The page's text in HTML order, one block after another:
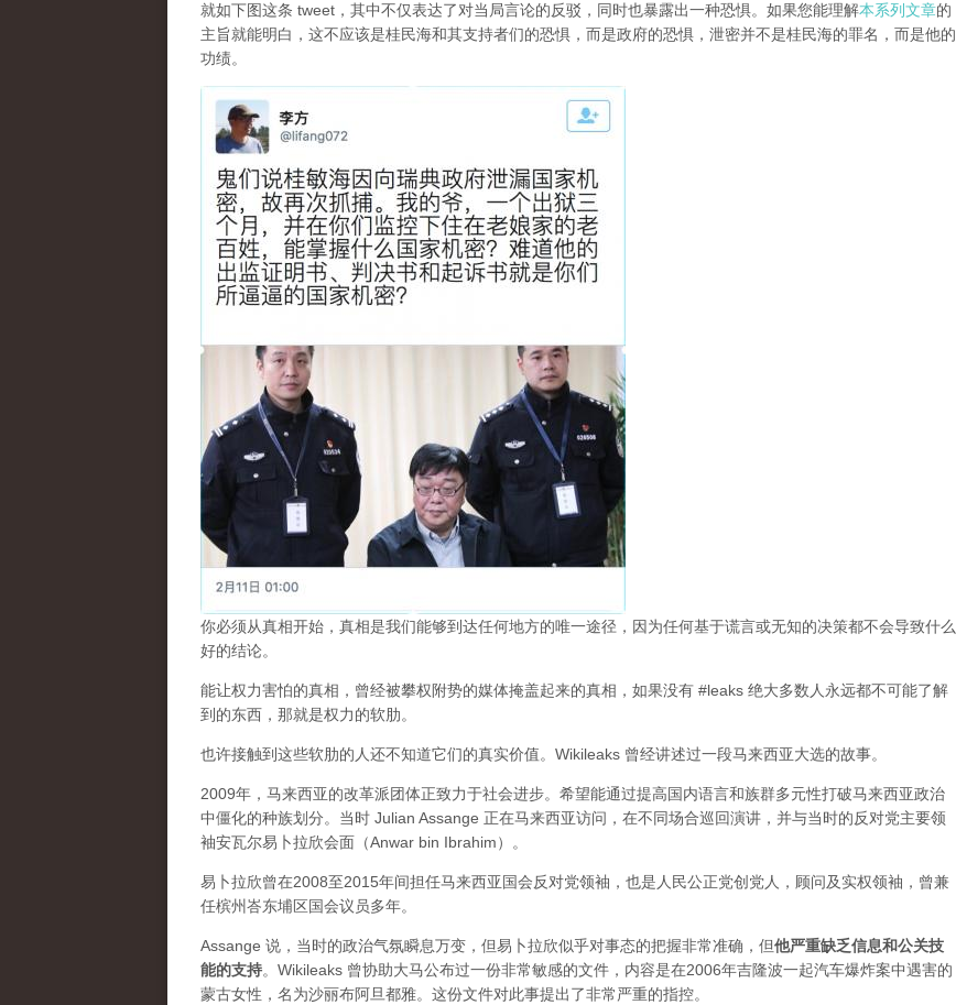
就如下图这条 tweet，其中不仅表达了对当局言论的反驳，同时也暴露出一种恐惧。如果您能理解本系列文章的
主旨就能明白，这不应该是桂民海和其支持者们的恐惧，而是政府的恐惧，泄密并不是桂民海的罪名，而是他的
功绩。
你必须从真相开始，真相是我们能够到达任何地方的唯一途径，因为任何基于谎言或无知的决策都不会导致什么
好的结论。
能让权力害怕的真相，曾经被攀权附势的媒体掩盖起来的真相，如果没有 #leaks 绝大多数人永远都不可能了解
到的东西，那就是权力的软肋。
也许接触到这些软肋的人还不知道它们的真实价值。Wikileaks 曾经讲述过一段马来西亚大选的故事。
2009年，马来西亚的改革派团体正致力于社会进步。希望能通过提高国内语言和族群多元性打破马来西亚政治
中僵化的种族划分。当时 Julian Assange 正在马来西亚访问，在不同场合巡回演讲，并与当时的反对党主要领
袖安瓦尔易卜拉欣会面（Anwar bin Ibrahim）。
易卜拉欣曾在2008至2015年间担任马来西亚国会反对党领袖，也是人民公正党创党人，顾问及实权领袖，曾兼
任槟州峇东埔区国会议员多年。
Assange 说，当时的政治气氛瞬息万变，但易卜拉欣似乎对事态的把握非常准确，但他严重缺乏信息和公关技
能的支持。Wikileaks 曾协助大马公布过一份非常敏感的文件，内容是在2006年吉隆波一起汽车爆炸案中遇害的
蒙古女性，名为沙丽布阿旦都雅。这份文件对此事提出了非常严重的指控。